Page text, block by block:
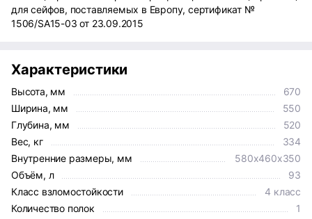
для сейфов, поставляемых в Европу, сертификат №
1506/SA15-03 от 23.09.2015
Характеристики
Высота, мм
670
Ширина, мм
550
Глубина, мм
520
Вес, кг
334
Внутренние размеры, мм
580x460x350
Объём, л
93
Класс взломостойкости
4 класс
Количество полок
1